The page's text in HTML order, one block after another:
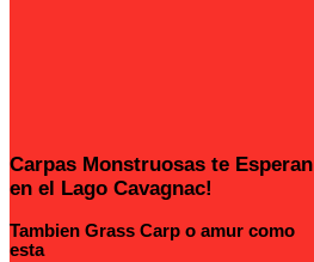
Carpas Monstruosas te Esperan
en el Lago Cavagnac!
Tambien Grass Carp o amur como
esta